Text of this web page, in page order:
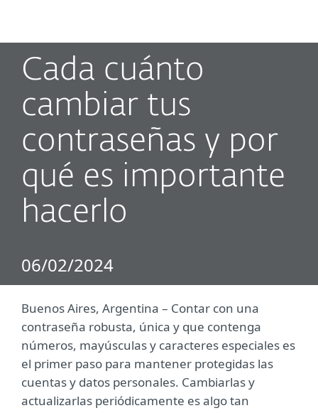
Cada cuánto
cambiar tus
contraseñas y por
qué es importante
hacerlo
06/02/2024
Buenos Aires, Argentina ­– Contar con una
contraseña robusta, única y que contenga
números, mayúsculas y caracteres especiales es
el primer paso para mantener protegidas las
cuentas y datos personales. Cambiarlas y
actualizarlas periódicamente es algo tan